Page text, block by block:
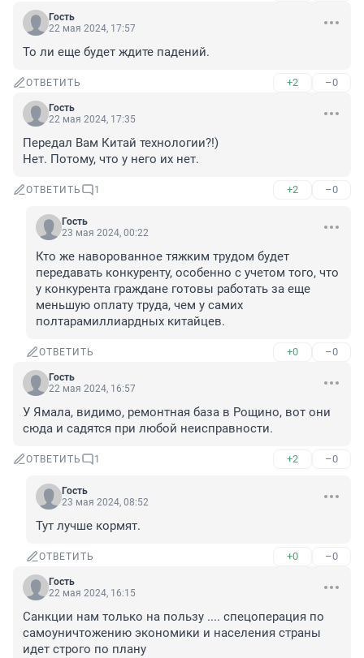
Гость
22 мая 2024, 17:57
То ли еще будет ждите падений.
ОТВЕТИТЬ +2 –0
Гость
22 мая 2024, 17:35
Передал Вам Китай технологии?!)
Нет. Потому, что у него их нет.
ОТВЕТИТЬ 1 +2 –0
Гость
23 мая 2024, 00:22
Кто же наворованное тяжким трудом будет
передавать конкуренту, особенно с учетом того, что
у конкурента граждане готовы работать за еще
меньшую оплату труда, чем у самих
полтарамиллиардных китайцев.
ОТВЕТИТЬ +0 –0
Гость
22 мая 2024, 16:57
У Ямала, видимо, ремонтная база в Рощино, вот они
сюда и садятся при любой неисправности.
ОТВЕТИТЬ 1 +2 –0
Гость
23 мая 2024, 08:52
Тут лучше кормят.
ОТВЕТИТЬ +0 –0
Гость
22 мая 2024, 16:15
Санкции нам только на пользу .... спецоперация по
самоуничтожению экономики и населения страны
идет строго по плану